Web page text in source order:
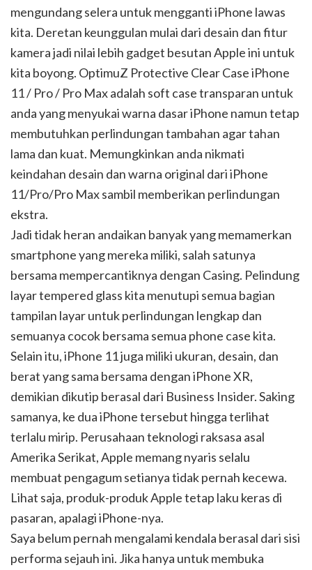
mengundang selera untuk mengganti iPhone lawas
kita. Deretan keunggulan mulai dari desain dan fitur
kamera jadi nilai lebih gadget besutan Apple ini untuk
kita boyong. OptimuZ Protective Clear Case iPhone
11 / Pro / Pro Max adalah soft case transparan untuk
anda yang menyukai warna dasar iPhone namun tetap
membutuhkan perlindungan tambahan agar tahan
lama dan kuat. Memungkinkan anda nikmati
keindahan desain dan warna original dari iPhone
11/Pro/Pro Max sambil memberikan perlindungan
ekstra.
Jadi tidak heran andaikan banyak yang memamerkan
smartphone yang mereka miliki, salah satunya
bersama mempercantiknya dengan Casing. Pelindung
layar tempered glass kita menutupi semua bagian
tampilan layar untuk perlindungan lengkap dan
semuanya cocok bersama semua phone case kita.
Selain itu, iPhone 11 juga miliki ukuran, desain, dan
berat yang sama bersama dengan iPhone XR,
demikian dikutip berasal dari Business Insider. Saking
samanya, ke dua iPhone tersebut hingga terlihat
terlalu mirip. Perusahaan teknologi raksasa asal
Amerika Serikat, Apple memang nyaris selalu
membuat pengagum setianya tidak pernah kecewa.
Lihat saja, produk-produk Apple tetap laku keras di
pasaran, apalagi iPhone-nya.
Saya belum pernah mengalami kendala berasal dari sisi
performa sejauh ini. Jika hanya untuk membuka